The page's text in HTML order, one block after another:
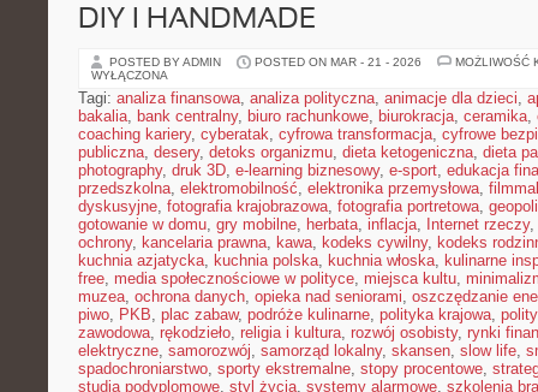
DIY I HANDMADE
POSTED BY ADMIN POSTED ON MAR - 21 - 2026
MOŻLIWOŚĆ
WYŁĄCZONA
Tagi: analiza finansowa, analiza polityczna, animacje dla dzieci,
bakalia, bank centralny, biuro rachunkowe, biurokracja, ceramika,
coaching kariery, cyberatak, cyfrowa transformacja, cyfrowe
publiczna, desery, detoks organizmu, dieta ketogeniczna, dieta
photography, druk 3D, e-learning biznesowy, e-sport, edukacja
przedszkolna, elektromobilność, elektronika przemysłowa,
dyskusyjne, fotografia krajobrazowa, fotografia portretowa,
gotowanie w domu, gry mobilne, herbata, inflacja, Internet rzeczy,
ochrony, kancelaria prawna, kawa, kodeks cywilny, kodeks
kuchnia azjatycka, kuchnia polska, kuchnia włoska, kulinarne
free, media społecznościowe w polityce, miejsca kultu,
muzea, ochrona danych, opieka nad seniorami, oszczędzanie
piwo, PKB, plac zabaw, podróże kulinarne, polityka krajowa,
zawodowa, rękodzieło, religia i kultura, rozwój osobisty, rynki
elektryczne, samorozwój, samorząd lokalny, skansen, slow life,
spadochroniarstwo, sporty ekstremalne, stopy procentowe,
studia podyplomowe, styl życia, systemy alarmowe, szkolenia